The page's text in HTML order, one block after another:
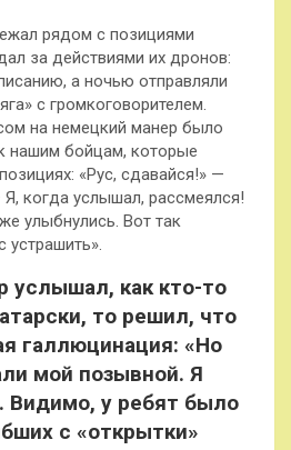
рядом с позициями
за действиями их дронов:
а ночью отправляли
с громкоговорителем.
на немецкий манер было
нашим бойцам, которые
«Рус, сдавайся!» —
когда услышал, рассмеялся!
улыбнулись. Вот так
устрашить».
услышал, как кто-то
то решил, что
галлюцинация: «Но
мой позывной. Я
Видимо, у ребят было
с «открытки»